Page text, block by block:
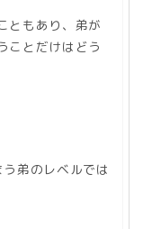
ともあり、弟が
ことだけはどう
弟のレベルでは